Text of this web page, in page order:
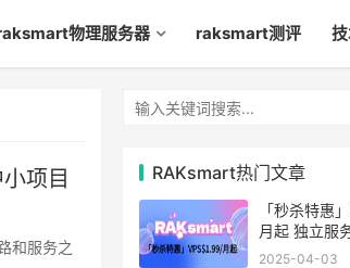
物理服务器 raksmart测评
项目
和服务之
RAKsmart热门文章
「秒杀特惠
月起 独立服
$49/月起
2025-04-03